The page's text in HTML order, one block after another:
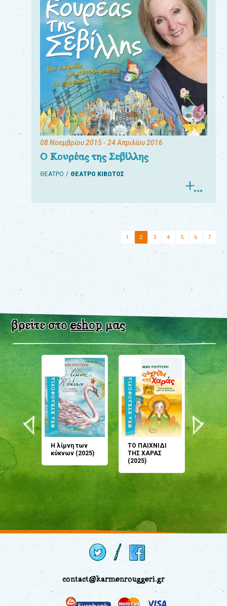
08 Νοεμβρίου 2015- 24 Απριλίου 2016
Ο Κουρέας της Σεβίλλης
ΘΕΑΤΡΟ ΘΕΑΤΡΟ ΚΙΒΩΤΟΣ
1 2 3 4 5 6 7
βρείτε στοeshopμας
Η λίμνη των
κύκνων (2025)
ΤΟ ΠΑΙΧΝΙΔΙ
ΤΗΣ ΧΑΡΑΣ
(2025)
μου;
(2024)
contact@karmenrouggeri.gr